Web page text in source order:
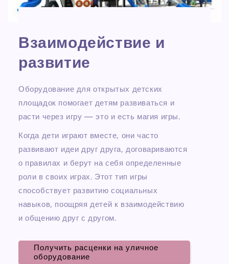
Взаимодействие и
развитие
Оборудование для открытых детских
площадок помогает детям развиваться и
расти через игру — это и есть магия игры.
Когда дети играют вместе, они часто
развивают идеи друг друга, договариваются
о правилах и берут на себя определенные
роли в своих играх. Этот тип игры
способствует развитию социальных
навыков, поощряя детей к взаимодействию
и общению друг с другом.
Получить расценки на уличное
оборудование